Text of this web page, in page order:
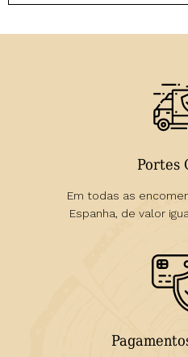
Portes
Em todas as
Espanha, de valor